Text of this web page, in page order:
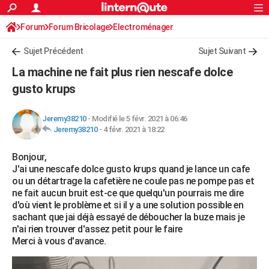
ACTUALITÉS
Politique
Société
Faits Divers
Education
Monde
Villes
+
Programme TV
Streaming
Sorties cinéma
Musique
FINANCE
Retraite
Impôts
Epargne
Immobilier
Risques naturels par ville
Banque
Assurance
Crédit
AUTO
Essais
Réserver un essai
Citadines
Berlines
SUV
Forum auto
+HIGH-TECH
Mobiles
Meilleur smartphone
Internet
Ordinateurs
Jeux vidéo
Guide high-tech
BRICOLAGE
Forum
Aménagement intérieur
Extérieur
Cuisine
Salle de bains
Jardinage
Rangement
WEEK-END
Guides de France
Escapades
Patrimoine
Expositions
Musées
Week-end nature
+LIFESTYLE
Art de vivre
Bien-être
Loisirs
Mode
Modes de vie
SANTE
Alimentation
Guide de la santé
Maladies
Médicaments
Sommeil
VOYAGE
S'inscrire
Connexion
Forum Forum Bricolage Electroménager
Sujet Précédent Sujet Suivant
La machine ne fait plus rien nescafe dolce
gusto krups
Jeremy38210- Modifié le 5 févr. 2021 à 06:46
Jeremy38210- 4 févr. 2021 à 18:22
Bonjour,
J'ai une nescafe dolce gusto krups quand je lance un cafe
ou un détartrage la cafetière ne coule pas ne pompe pas et
ne fait aucun bruit est-ce que quelqu'un pourrais me dire
d'où vient le problème et si il y a une solution possible en
sachant que jai déjà essayé de déboucher la buze mais je
n'ai rien trouver d'assez petit pour le faire
Merci à vous d'avance.